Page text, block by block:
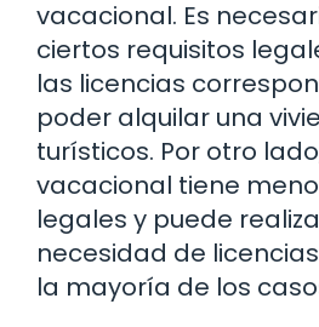
vacacional. Es
ciertos requisitos
las licencias
poder alquilar una
turísticos. Por otro
vacacional tiene
legales y puede
necesidad de
la mayoría de los